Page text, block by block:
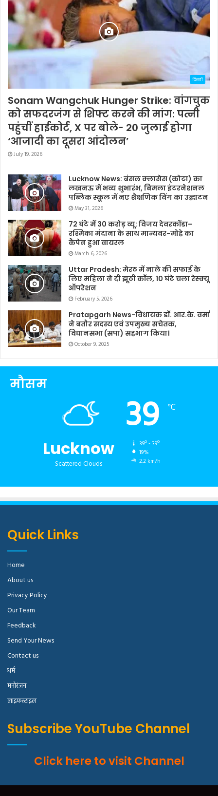
दिल्ली
Sonam Wangchuk Hunger Strike: वांगचुक
को सफदरजंग से शिफ्ट करने की मांग: पत्नी
पहुंचीं हाईकोर्ट, X पर बोले- 20 जुलाई होगा
‘आजादी का दूसरा आंदोलन’
July 19, 2026
Lucknow News: बंसल क्लासेस (कोटा) का
लखनऊ में भव्य शुभारंभ, बिमला इंटरनेशनल
पब्लिक स्कूल में नए शैक्षणिक विंग का उद्घाटन
May 31, 2026
72 घंटे में 30 करोड़ व्यू: विजय देवरकोंडा–
रश्मिका मंदाना के साथ मान्यवर-मोहे का
कैंपेन हुआ वायरल
March 6, 2026
Uttar Pradesh: मेरठ में नाले की सफाई के
लिए महिला ने दी झूठी कॉल, 10 घंटे चला रेस्क्यू
ऑपरेशन
February 5, 2026
Pratapgarh News-विधायक डॉ. आर.के. वर्मा
ने बतौर सदस्य एवं उपमुख्य सचेतक,
विधानसभा (सपा) सहभाग किया।
October 9, 2025
मौसम
Lucknow
Scattered Clouds
39 ℃
39º - 39º
19%
2.2 km/h
Quick Links
Home
About us
Privacy Policy
Our Team
Feedback
Send Your News
Contact us
धर्म
मनोरंजन
लाइफस्टाइल
Subscribe YouTube Channel
Click here to visit Channel